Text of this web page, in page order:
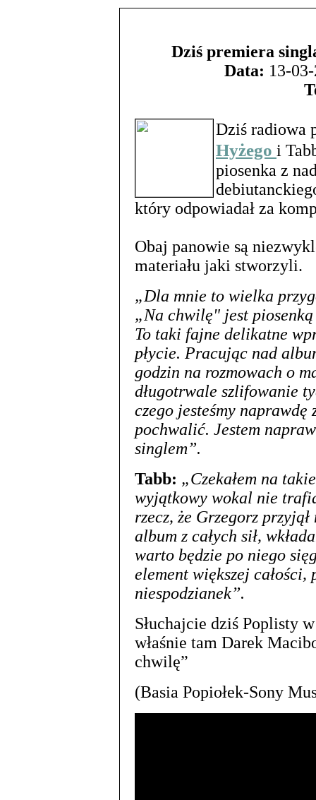
Dziś premiera
Data: 13-
Dziś radiowa
Hyżego i
piosenka z
który odpowiadał za
Obaj panowie są
materiału jaki stworzyli.
„Dla mnie to wielka
„Na chwilę" jest
To taki fajne delikatne
płycie. Pracując nad
godzin na rozmowach o
długotrwale szlifowanie
czego jesteśmy naprawdę
pochwalić. Jestem
singlem”.
Tabb: „Czekałem na
wyjątkowy wokal nie
rzecz, że Grzegorz
album z całych sił,
warto będzie po niego
element większej całości,
niespodzianek”.
Słuchajcie dziś Poplisty
właśnie tam Darek
chwilę”
(Basia Popiołek-Sony